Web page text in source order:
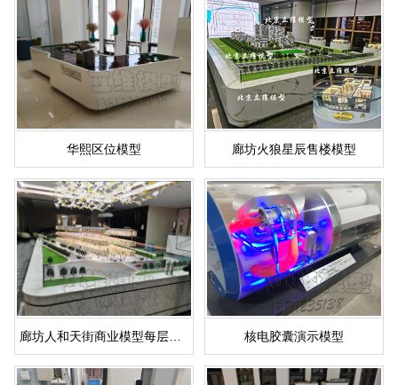
华熙区位模型 廊坊火狼星辰售楼模型
廊坊人和天街商业模型每层升降 核电胶囊演示模型